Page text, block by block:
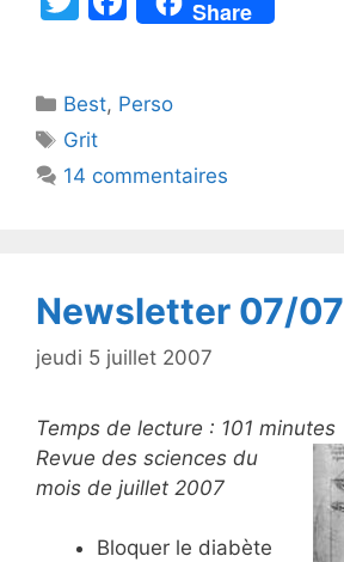
er
a
e
o
Share
Catégories
Best, Perso
Étiquettes
Grit
14 commentaires
Newsletter 07/07
jeudi 5 juillet 2007
Temps de lecture : 101 minutes
Revue des sciences du
mois de juillet 2007
Bloquer le diabète